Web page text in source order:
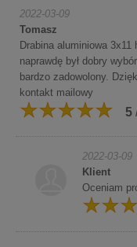
2022-03-09
Tomasz
Drabina aluminiowa
naprawdę był dobry
bardzo zadowolony.
kontakt mailowy
5
2022-03-09
Klient
Oceniam